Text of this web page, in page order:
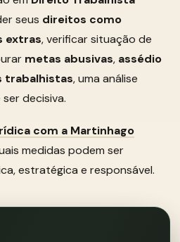
seus direitos como
extras, verificar situação de
metas abusivas, assédio
trabalhistas, uma análise
decisiva.
com a Martinhago
medidas podem ser
estratégica e responsável.